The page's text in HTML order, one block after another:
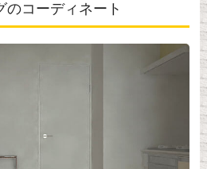
のコーディネート